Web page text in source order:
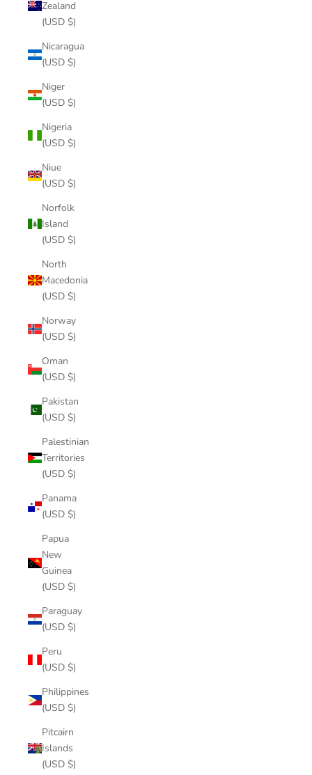
Zealand
(USD $)
Nicaragua
(USD $)
Niger
(USD $)
Nigeria
(USD $)
Niue
(USD $)
Norfolk
Island
(USD $)
North
Macedonia
(USD $)
Norway
(USD $)
Oman
(USD $)
Pakistan
(USD $)
Palestinian
Territories
(USD $)
Panama
(USD $)
Papua
New
Guinea
(USD $)
Paraguay
(USD $)
Peru
(USD $)
Philippines
(USD $)
Pitcairn
Islands
(USD $)